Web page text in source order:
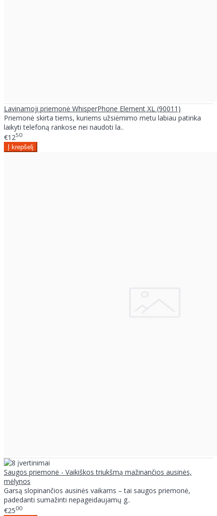
Lavinamoji priemonė WhisperPhone Element XL (90011)
Priemonė skirta tiems, kuriems užsiėmimo metu labiau patinka
laikyti telefoną rankose nei naudoti la..
€1250
Saugos priemonė - Vaikiškos triukšmą mažinančios ausinės,
mėlynos
Garsą slopinančios ausinės vaikams – tai saugos priemonė,
padedanti sumažinti nepageidaujamų g..
€2500